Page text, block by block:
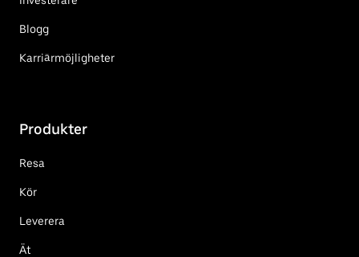
Blogg
Karriärmöjligheter
Produkter
Resa
Kör
Leverera
Ät